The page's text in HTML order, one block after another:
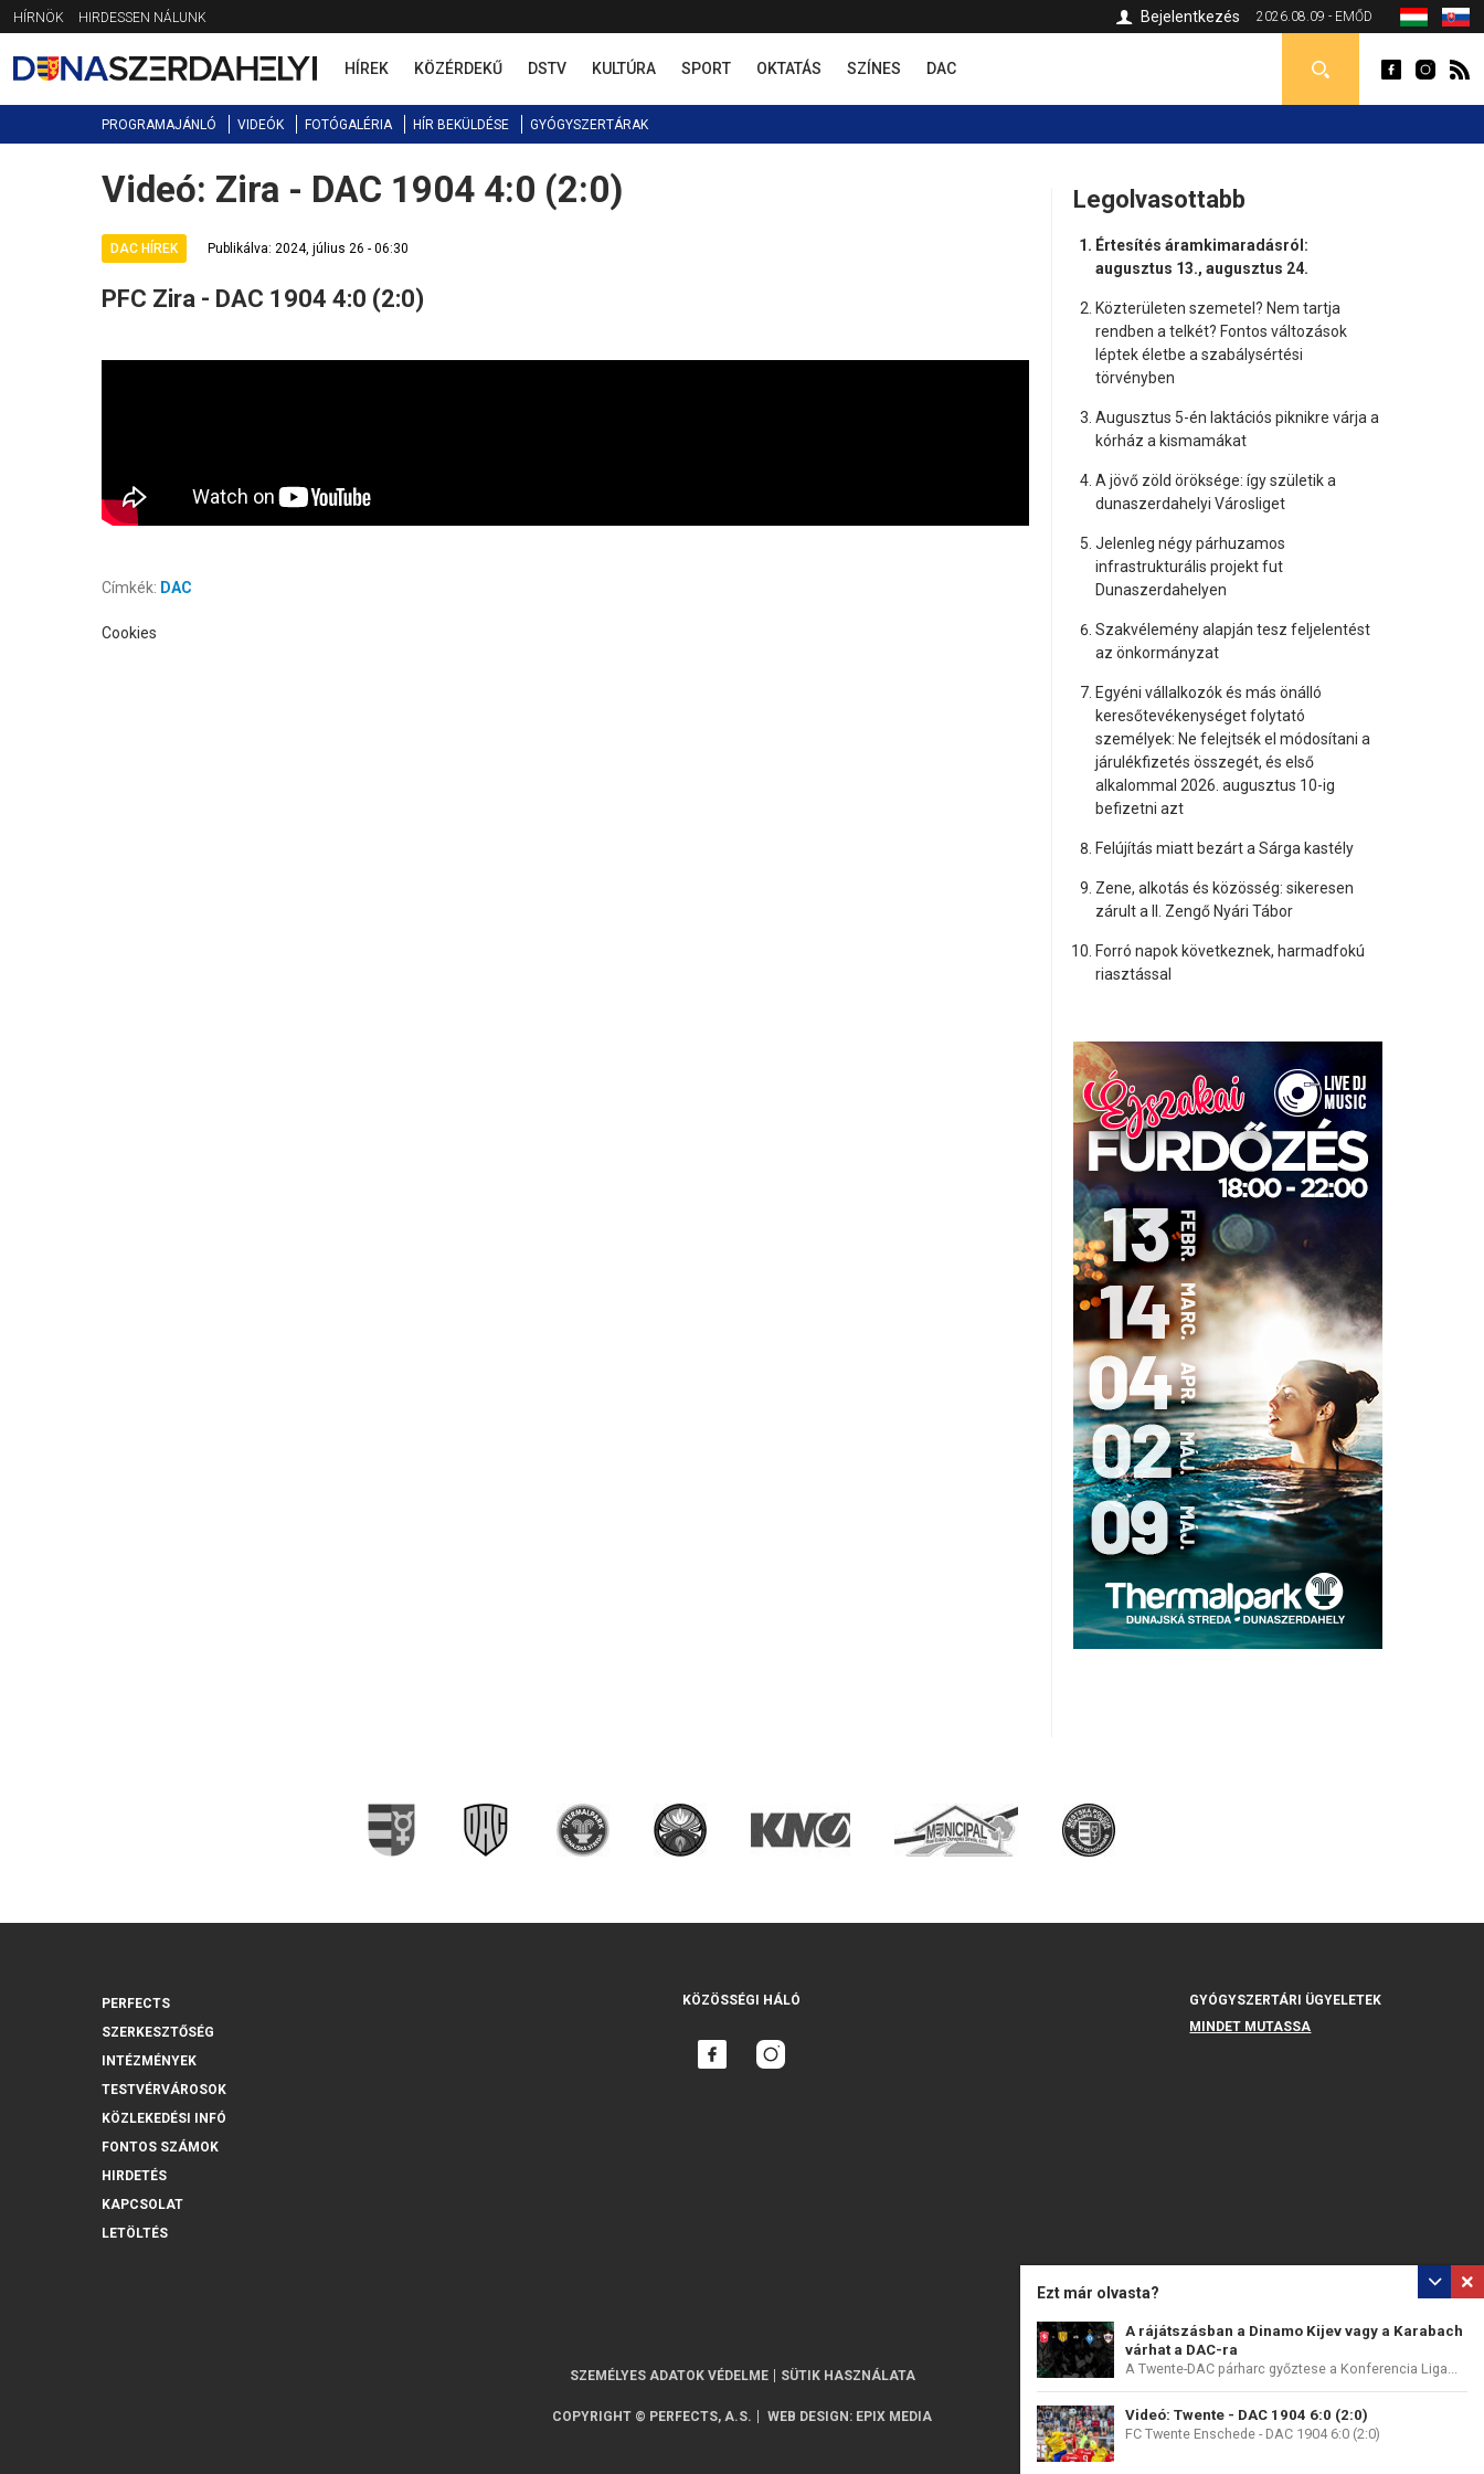
Jump
to
navigation
HÍRNÖK HIRDESSEN NÁLUNK 2026.08.09 - EMŐD
Bejelentkezés
HÍREK KÖZÉRDEKŰ DSTV KULTÚRA SPORT OKTATÁS SZÍNES DAC
PROGRAMAJÁNLÓ VIDEÓK FOTÓGALÉRIA HÍR BEKÜLDÉSE GYÓGYSZERTÁRAK
Back
to
Videó: Zira - DAC 1904 4:0 (2:0)
DAC HÍREK Publikálva: 2024, július 26 - 06:30
PFC Zira - DAC 1904 4:0 (2:0)
Ezt már olvasta?
A rájátszásban a Dinamo Kijev vagy a Karabach
várhat a DAC-ra
A Twente-DAC párharc győztese a Konferencia Liga...
Videó: Twente - DAC 1904 6:0 (2:0)
FC Twente Enschede - DAC 1904 6:0 (2:0)
Címkék: DAC
Cookies
Legolvasottabb
Értesítés áramkimaradásról:
augusztus 13., augusztus 24.
Közterületen szemetel? Nem tartja
rendben a telkét? Fontos változások
léptek életbe a szabálysértési
törvényben
Augusztus 5-én laktációs piknikre várja a
kórház a kismamákat
A jövő zöld öröksége: így születik a
dunaszerdahelyi Városliget
Jelenleg négy párhuzamos
infrastrukturális projekt fut
Dunaszerdahelyen
Szakvélemény alapján tesz feljelentést
az önkormányzat
Egyéni vállalkozók és más önálló
keresőtevékenységet folytató
személyek: Ne felejtsék el módosítani a
járulékfizetés összegét, és első
alkalommal 2026. augusztus 10-ig
befizetni azt
Felújítás miatt bezárt a Sárga kastély
Zene, alkotás és közösség: sikeresen
zárult a II. Zengő Nyári Tábor
Forró napok következnek, harmadfokú
riasztással
PERFECTS
SZERKESZTŐSÉG
INTÉZMÉNYEK
TESTVÉRVÁROSOK
KÖZLEKEDÉSI INFÓ
FONTOS SZÁMOK
HIRDETÉS
KAPCSOLAT
LETÖLTÉS
KÖZÖSSÉGI HÁLÓ
GYÓGYSZERTÁRI ÜGYELETEK
MINDET MUTASSA
SZEMÉLYES ADATOK VÉDELME SÜTIK HASZNÁLATA
COPYRIGHT © PERFECTS, A.S. WEB DESIGN : EPIX MEDIA